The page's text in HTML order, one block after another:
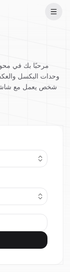
مرحبًا بك في
وحدات البكسل
شخص يعمل مع